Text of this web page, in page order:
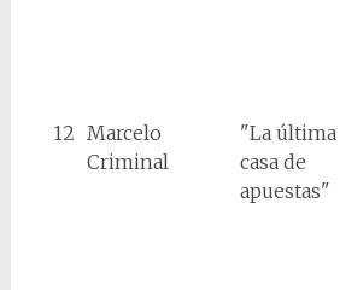
12 Marcelo
Criminal
"La última
casa de
apuestas"